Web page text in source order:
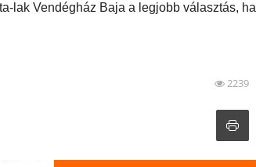
lak Vendégház Baja a legjobb választás, ha
2239